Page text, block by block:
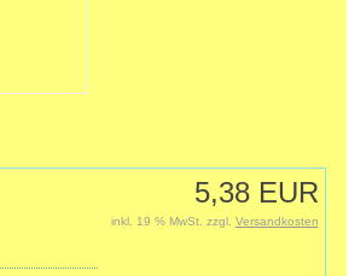
5,38 EUR
inkl. 19 % MwSt. zzgl. Versandkosten